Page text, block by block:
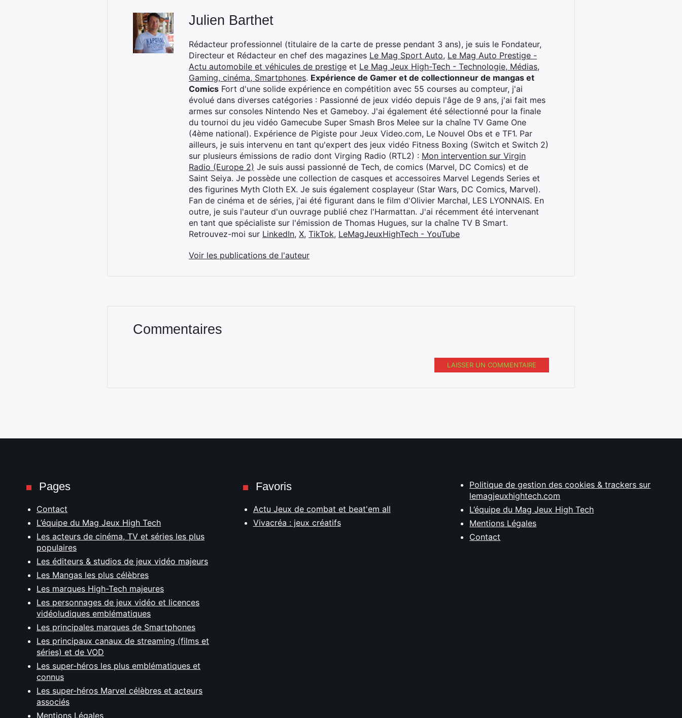
Julien Barthet
Rédacteur professionnel (titulaire de la carte de presse pendant 3 ans), je suis le Fondateur,
Directeur et Rédacteur en chef des magazines Le Mag Sport Auto, Le Mag Auto Prestige -
Actu automobile et véhicules de prestige et Le Mag Jeux High-Tech - Technologie, Médias,
Gaming, cinéma, Smartphones. Expérience de Gamer et de collectionneur de mangas et
Comics Fort d'une solide expérience en compétition avec 55 courses au compteur, j'ai
évolué dans diverses catégories : Passionné de jeux vidéo depuis l'âge de 9 ans, j'ai fait mes
armes sur consoles Nintendo Nes et Gameboy. J'ai également été sélectionné pour la finale
du tournoi du jeu vidéo Gamecube Super Smash Bros Melee sur la chaîne TV Game One
(4ème national). Expérience de Pigiste pour Jeux Video.com, Le Nouvel Obs et e TF1. Par
ailleurs, je suis intervenu en tant qu'expert des jeux vidéo Fitness Boxing (Switch et Switch 2)
sur plusieurs émissions de radio dont Virging Radio (RTL2) : Mon intervention sur Virgin
Radio (Europe 2) Je suis aussi passionné de Tech, de comics (Marvel, DC Comics) et de
Saint Seiya. Je possède une collection de casques et accessoires Marvel Legends Series et
des figurines Myth Cloth EX. Je suis également cosplayeur (Star Wars, DC Comics, Marvel).
Fan de cinéma et de séries, j'ai été figurant dans le film d'Olivier Marchal, LES LYONNAIS. En
outre, je suis l'auteur d'un ouvrage publié chez l'Harmattan. J'ai récemment été intervenant
en tant que spécialiste sur l'émission de Thomas Hugues, sur la chaîne TV B Smart.
Retrouvez-moi sur LinkedIn, X, TikTok, LeMagJeuxHighTech - YouTube
Voir les publications de l'auteur
Commentaires
LAISSER UN COMMENTAIRE
Pages
Contact
L’équipe du Mag Jeux High Tech
Les acteurs de cinéma, TV et séries les plus
populaires
Les éditeurs & studios de jeux vidéo majeurs
Les Mangas les plus célèbres
Les marques High-Tech majeures
Les personnages de jeux vidéo et licences
vidéoludiques emblématiques
Les principales marques de Smartphones
Les principaux canaux de streaming (films et
séries) et de VOD
Les super-héros les plus emblématiques et
connus
Les super-héros Marvel célèbres et acteurs
associés
Mentions Légales
Favoris
Actu Jeux de combat et beat'em all
Vivacréa : jeux créatifs
Politique de gestion des cookies & trackers sur
lemagjeuxhightech.com
L’équipe du Mag Jeux High Tech
Mentions Légales
Contact